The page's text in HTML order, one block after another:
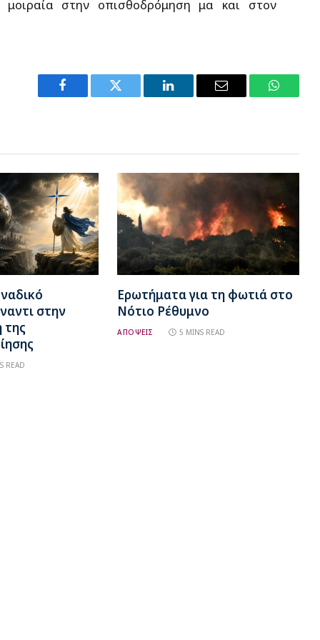
στην οπισθοδρόμηση μα και στον
Facebook Twitter LinkedIn Email
στην
της
READ
Ερωτήματα για τη φωτιά στο
Νότιο Ρέθυμνο
ΑΠΟΨΕΙΣ 5 MINS READ